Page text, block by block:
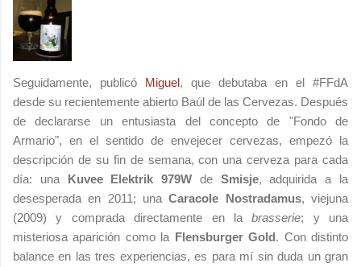
Seguidamente, publicó Miguel, que debutaba en el #FFdA
desde su recientemente abierto Baúl de las Cervezas. Después
de declararse un entusiasta del concepto de "Fondo de
Armario", en el sentido de envejecer cervezas, empezó la
descripción de su fin de semana, con una cerveza para cada
día: una Kuvee Elektrik 979W de Smisje, adquirida a la
desesperada en 2011; unaCaracole Nostradamus, viejuna
(2009) y comprada directamente en labrasserie; y una
misteriosa aparición como la Flensburger Gold. Con distinto
balance en las tres experiencias, es para mí sin duda un gran